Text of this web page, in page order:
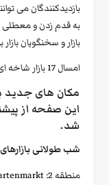
بازدیدکنندگان می
به قدم زدن و معطلی
بازار و سخنگویان
امسال 17 بازار شاخه ای وجود دارند.
مکان های جدید
این صفحه از
شد.
شب طولانی
منطقه 2: Karmelitermarkt, Volkertmarkt, Vorgartenmarkt